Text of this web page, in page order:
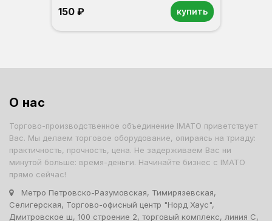
150 ₽ купить
О нас
Торгово-производственное объединение IMATO приветствует
Вас. Мы делаем торговое оборудование, опираясь на триаду:
практичность, прочность, цена. Не задерживаем Вас ни
минутой больше: время-деньги. Начинайте бизнес с IMATO
прямо сейчас!
Метро Петровско-Разумовская, Тимирязевская,
Селигерская, Торгово-офисный центр "Норд Хаус",
Дмитровское ш, 100 строение 2, торговый комплекс, линия С,